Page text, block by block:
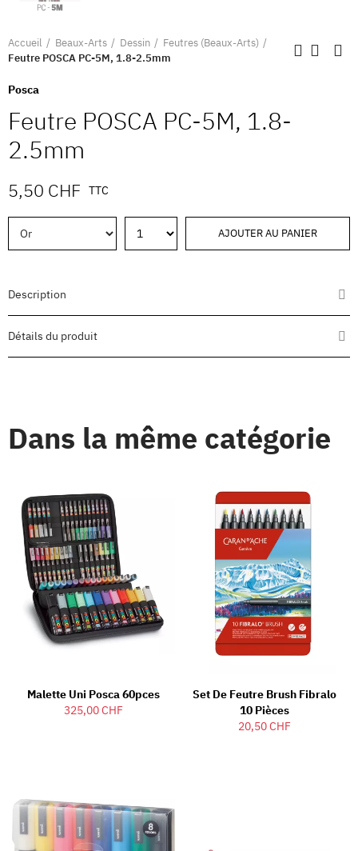
Accueil Beaux-Arts Dessin
Feutres (Beaux-Arts)
Feutre POSCA PC-5M, 1.8-2.5mm
Posca
Feutre POSCA PC-5M, 1.8-
2.5mm
5,50 CHF TTC
AJOUTER AU PANIER
Description
Détails du produit
Dans la même catégorie
Malette Uni Posca 60pces
325,00 CHF
Set De Feutre Brush Fibralo
10 Pièces
20,50 CHF